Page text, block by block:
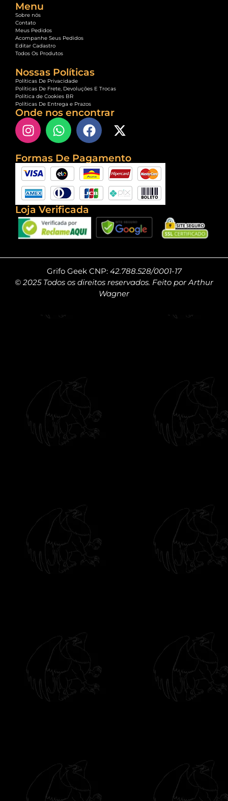
Menu
Sobre nós
Contato
Meus Pedidos
Acompanhe Seus Pedidos
Editar Cadastro
Todos Os Produtos
Nossas Políticas
Políticas De Privacidade
Políticas De Frete, Devoluções E Trocas
Política de Cookies BR
Políticas De Entrega e Prazos
Onde nos encontrar
Formas De Pagamento
Loja Verificada
Grifo Geek CNP: 42.788.528/0001-17
© 2025 Todos os direitos reservados. Feito por Arthur
Wagner